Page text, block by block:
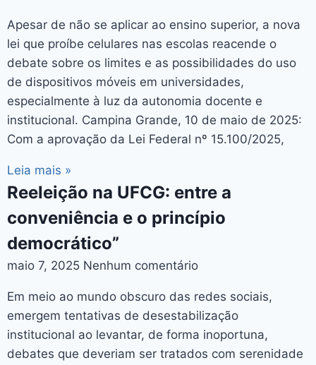
Apesar de não se aplicar ao ensino superior, a nova
lei que proíbe celulares nas escolas reacende o
debate sobre os limites e as possibilidades do uso
de dispositivos móveis em universidades,
especialmente à luz da autonomia docente e
institucional. Campina Grande, 10 de maio de 2025:
Com a aprovação da Lei Federal nº 15.100/2025,
Leia mais »
Reeleição na UFCG: entre a
conveniência e o princípio
democrático”
maio 7, 2025 Nenhum comentário
Em meio ao mundo obscuro das redes sociais,
emergem tentativas de desestabilização
institucional ao levantar, de forma inoportuna,
debates que deveriam ser tratados com serenidade